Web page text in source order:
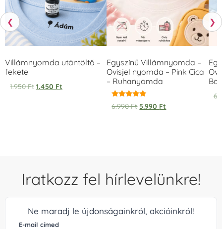
❮
Villámnyomda utántöltő –
fekete
1.950Ft 1.450 Ft
Egyszínű Villámnyomda –
Ovisjel nyomda – Pink Cica
– Ruhanyomda
Értékelés:
5.00
6.990Ft 5.990 Ft
❯
Iratkozz fel hírlevelünkre!
Ne maradj le újdonságainkról, akcióinkról!
E-mail címed